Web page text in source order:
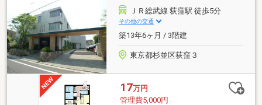
ＪＲ総武線 荻窪駅 徒歩5分
その他の交通
築13年6ヶ月 / 3階建
東京都杉並区荻窪３
17万円
管理費5,000円